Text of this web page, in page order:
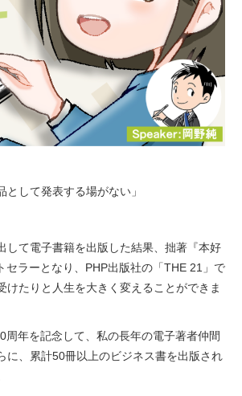
して発表する場がない」
して電子書籍を出版した結果、拙著『本好
ラーとなり、PHP出版社の「THE 21」で
たりと人生を大きく変えることができま
年を記念して、私の長年の電子著者仲間
に、累計50冊以上のビジネス書を出版され